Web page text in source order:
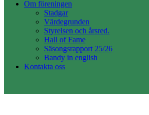
Om föreningen
Stadgar
Värdegrunden
Styrelsen och årsred.
Hall of Fame
Säsongsrapport 25/26
Bandy in english
Kontakta oss